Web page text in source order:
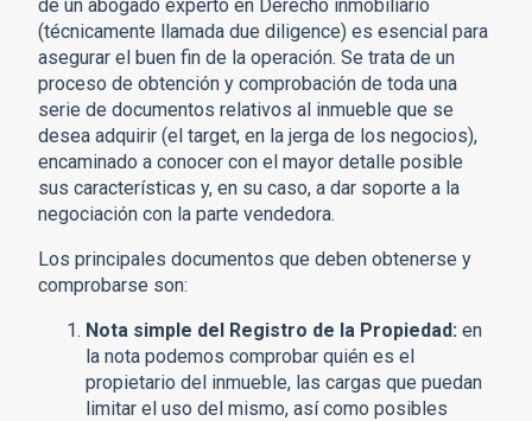
de un abogado experto en Derecho inmobiliario
(técnicamente llamada due diligence) es esencial para
asegurar el buen fin de la operación. Se trata de un
proceso de obtención y comprobación de toda una
serie de documentos relativos al inmueble que se
desea adquirir (el target, en la jerga de los negocios),
encaminado a conocer con el mayor detalle posible
sus características y, en su caso, a dar soporte a la
negociación con la parte vendedora.
Los principales documentos que deben obtenerse y
comprobarse son:
Nota simple del Registro de la Propiedad: en
la nota podemos comprobar quién es el
propietario del inmueble, las cargas que puedan
limitar el uso del mismo, así como posibles